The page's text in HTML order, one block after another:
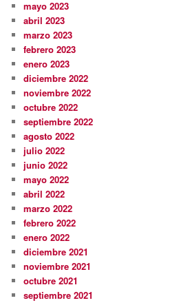
mayo 2023
abril 2023
marzo 2023
febrero 2023
enero 2023
diciembre 2022
noviembre 2022
octubre 2022
septiembre 2022
agosto 2022
julio 2022
junio 2022
mayo 2022
abril 2022
marzo 2022
febrero 2022
enero 2022
diciembre 2021
noviembre 2021
octubre 2021
septiembre 2021